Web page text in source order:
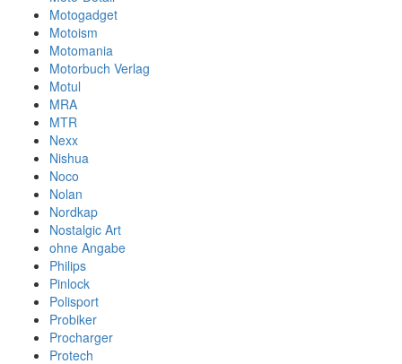
Motogadget
Motoism
Motomania
Motorbuch Verlag
Motul
MRA
MTR
Nexx
Nishua
Noco
Nolan
Nordkap
Nostalgic Art
ohne Angabe
Philips
Pinlock
Polisport
Probiker
Procharger
Protech